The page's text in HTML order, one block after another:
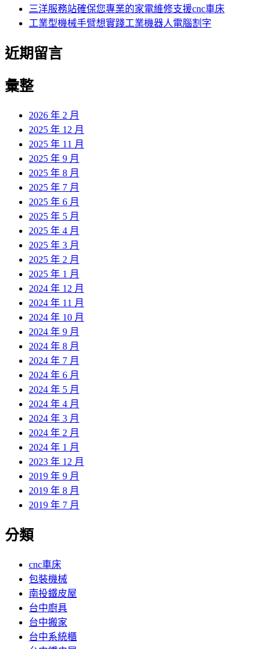
三洋服務站確保您專業的家電維修支援cnc車床
工業型機械手臂想實踐工業機器人電腦割字
近期留言
彙整
2026 年 2 月
2025 年 12 月
2025 年 11 月
2025 年 9 月
2025 年 8 月
2025 年 7 月
2025 年 6 月
2025 年 5 月
2025 年 4 月
2025 年 3 月
2025 年 2 月
2025 年 1 月
2024 年 12 月
2024 年 11 月
2024 年 10 月
2024 年 9 月
2024 年 8 月
2024 年 7 月
2024 年 6 月
2024 年 5 月
2024 年 4 月
2024 年 3 月
2024 年 2 月
2024 年 1 月
2023 年 12 月
2019 年 9 月
2019 年 8 月
2019 年 7 月
分類
cnc車床
包裝機械
南投鐵皮屋
台中廚具
台中搬家
台中系統櫃